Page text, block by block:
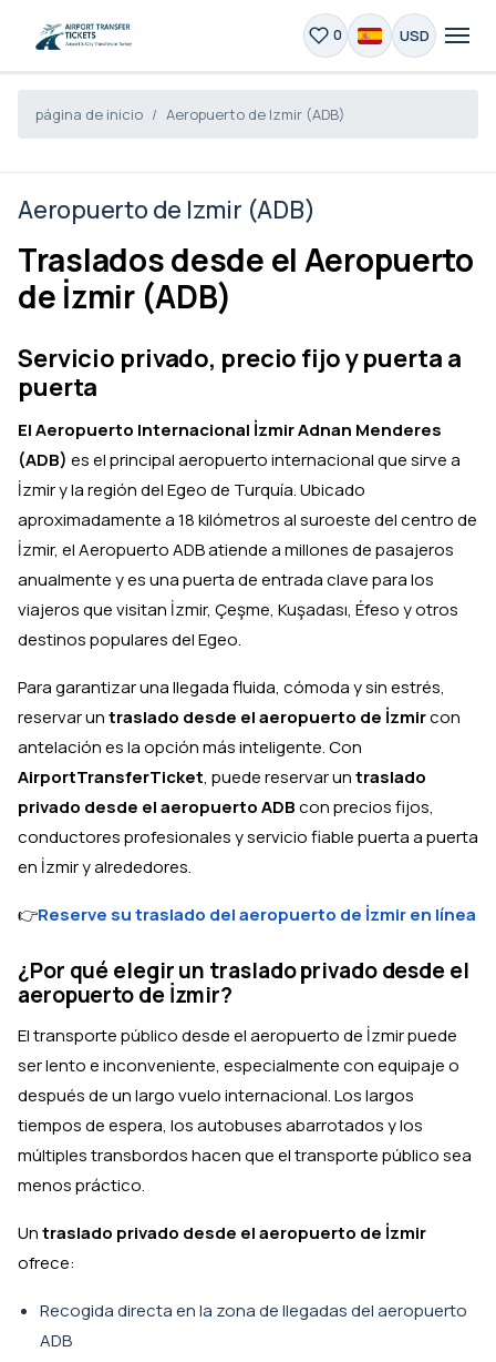
0 USD
página de inicio Aeropuerto de Izmir (ADB)
Aeropuerto de Izmir (ADB)
Traslados desde el Aeropuerto
de İzmir (ADB)
Servicio privado, precio fijo y puerta a
puerta
El Aeropuerto Internacional İzmir Adnan Menderes
(ADB) es el principal aeropuerto internacional que sirve a
İzmir y la región del Egeo de Turquía. Ubicado
aproximadamente a 18 kilómetros al suroeste del centro de
İzmir, el Aeropuerto ADB atiende a millones de pasajeros
anualmente y es una puerta de entrada clave para los
viajeros que visitan İzmir, Çeşme, Kuşadası, Éfeso y otros
destinos populares del Egeo.
Para garantizar una llegada fluida, cómoda y sin estrés,
reservar untraslado desde el aeropuerto de İzmircon
antelación es la opción más inteligente. Con
AirportTransferTicket, puede reservar untraslado
privado desde el aeropuerto ADBcon precios fijos,
conductores profesionales y servicio fiable puerta a puerta
en İzmir y alrededores.
👉Reserve su traslado del aeropuerto de İzmir en línea
¿Por qué elegir un traslado privado desde el
aeropuerto de İzmir?
El transporte público desde el aeropuerto de İzmir puede
ser lento e inconveniente, especialmente con equipaje o
después de un largo vuelo internacional. Los largos
tiempos de espera, los autobuses abarrotados y los
múltiples transbordos hacen que el transporte público sea
menos práctico.
Untraslado privado desde el aeropuerto de İzmir
ofrece:
Recogida directa en la zona de llegadas del aeropuerto
ADB